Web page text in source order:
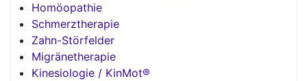
Homöopathie
Schmerztherapie
Zahn-Störfelder
Migränetherapie
Kinesiologie / KinMot®